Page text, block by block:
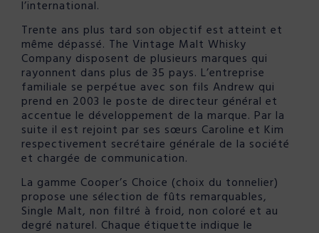
l’international.
Trente ans plus tard son objectif est atteint et
même dépassé. The Vintage Malt Whisky
Company disposent de plusieurs marques qui
rayonnent dans plus de 35 pays. L’entreprise
familiale se perpétue avec son fils Andrew qui
prend en 2003 le poste de directeur général et
accentue le développement de la marque. Par la
suite il est rejoint par ses sœurs Caroline et Kim
respectivement secrétaire générale de la société
et chargée de communication.
La gamme Cooper’s Choice (choix du tonnelier)
propose une sélection de fûts remarquables,
Single Malt, non filtré à froid, non coloré et au
degré naturel. Chaque étiquette indique le